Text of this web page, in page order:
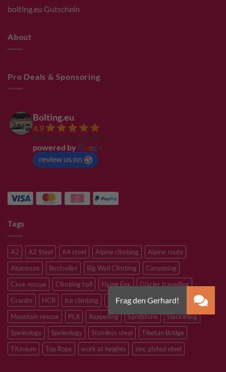
bolting.eu Gutschein
About
Pro Deals & Sponsoring
Bolting.eu
4.9
Based on 94 reviews
powered by G ogl
review us on
Tags
A2 A2 Steel A4 steel Alpine climbing
Alpine route
Aluminum
Bestseller Big Wall Climbing
Canyoning
Cave rescue
Climbing hall Flying Fox
Glacier travelling
Granite
HCR Ice climbing Inox M8 M10
M12
Mountain rescue
PLX Rappelling Sandstone
Slacklining
Speleology
Speleology Stainless steel
Tibetan Bridge
Titanium
Top Rope work at heights zinc plated steel